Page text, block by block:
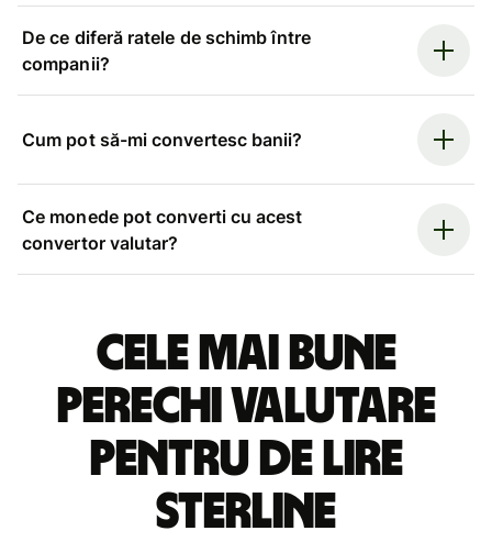
De ce diferă ratele de schimb între
companii?
Cum pot să-mi convertesc banii?
Ce monede pot converti cu acest
convertor valutar?
Cele mai bune
perechi valutare
pentru de lire
sterline